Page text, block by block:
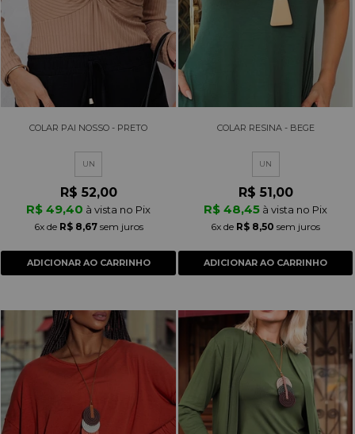
COLAR PAI NOSSO - PRETO
UN
R$ 52,00
R$ 49,40 à vista no Pix
6xde R$ 8,67sem juros
ADICIONAR AO CARRINHO
COLAR RESINA - BEGE
UN
R$ 51,00
R$ 48,45 à vista no Pix
6x de R$ 8,50 sem juros
ADICIONAR AO CARRINHO